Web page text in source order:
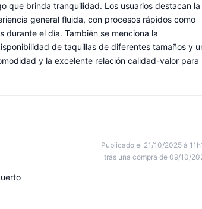
que brinda tranquilidad. Los usuarios destacan la
general fluida, con procesos rápidos como
el día. También se menciona la
de taquillas de diferentes tamaños y
y la excelente relación calidad-valor para
Publicado el 21/10/2025 à
tras una compra de 09/10/